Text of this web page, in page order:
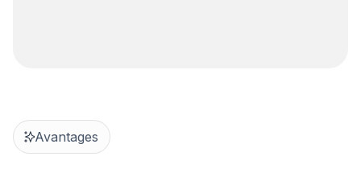
Avantages